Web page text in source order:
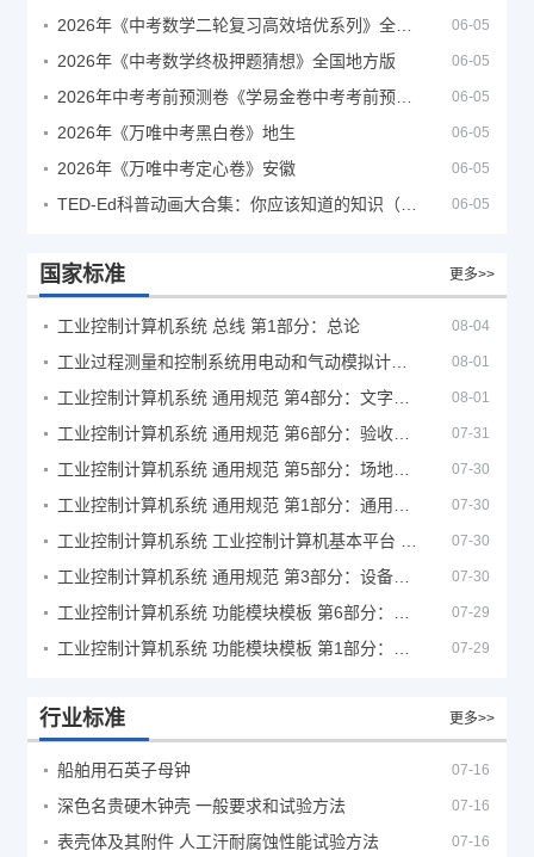
06-05
2026年《中考数学终极押题猜想》全国地方版 06-05
06-05
2026年《万唯中考黑白卷》地生 06-05
2026年《万唯中考定心卷》安徽 06-05
06-05
国家标准 更多>>
工业控制计算机系统 总线 第1部分：总论 08-04
08-01
08-01
07-31
07-30
07-30
07-30
07-30
07-29
07-29
行业标准 更多>>
船舶用石英子母钟 07-16
深色名贵硬木钟壳 一般要求和试验方法 07-16
表壳体及其附件 人工汗耐腐蚀性能试验方法 07-16